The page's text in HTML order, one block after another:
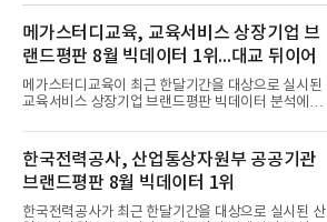
메가스터디교육, 교육서비스 상장기업 브
랜드평판 8월 빅데이터 1위...대교 뒤이어
메가스터디교육이 최근 한달기간을 대상으로 실시된
교육서비스 상장기업 브랜드평판 빅데이터 분석에서
일 한국기업평판연구소(소장 구창환)는 국내 교육서
비스 상장기업 브랜드를 대상으로 지난 7월 7일부터
8월 7일까지 수집된 소비자 빅데이터 10,074,233건
을 분석한 결과, 메가스터디교육이 브랜드평판지수
1,710,926을 기록하며 8월 1위에 올랐다고 밝혔다.
한국전력공사, 산업통상자원부 공공기관
브랜드평판 8월 빅데이터 1위
한국전력공사가 최근 한달기간을 대상으로 실시된 산